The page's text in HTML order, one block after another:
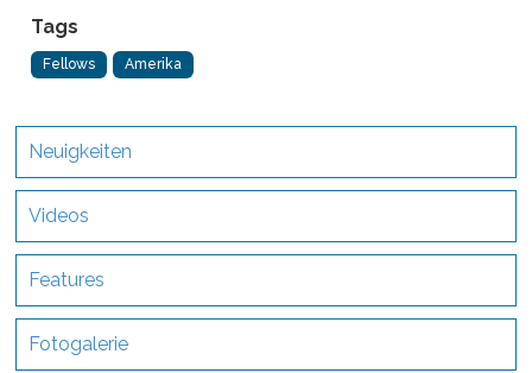
Tags
Fellows Amerika
Neuigkeiten
Videos
Features
Fotogalerie